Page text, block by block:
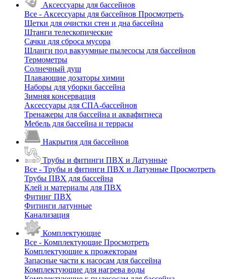
Аксессуары для бассейнов
Все - Аксессуары для бассейнов Просмотреть
Щетки для очистки стен и дна бассейна
Штанги телескопические
Сачки для сброса мусора
Шланги под вакуумные пылесосы для бассейнов
Термометры
Солнечный душ
Плавающие дозаторы химии
Наборы для уборки бассейна
Зимняя консервация
Аксессуары для СПА-бассейнов
Тренажеры для бассейна и аквафитнеса
Мебель для бассейна и террасы
Накрытия для бассейнов
Трубы и фитинги ПВХ и Латунные
Все - Трубы и фитинги ПВХ и Латунные Просмотреть
Трубы ПВХ для бассейна
Клей и материалы для ПВХ
Фитинг ПВХ
Фитинги латунные
Канализация
Комплектующие
Все - Комплектующие Просмотреть
Комплектующие к прожекторам
Запасные части к насосам для бассейна
Комплектующие для нагрева воды